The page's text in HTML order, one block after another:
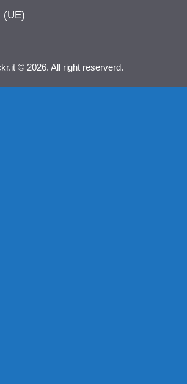
(UE)
© 2026. All right reserverd.